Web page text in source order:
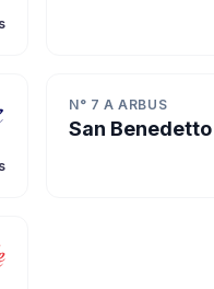
N° 7 A ARBUS
San Benedetto